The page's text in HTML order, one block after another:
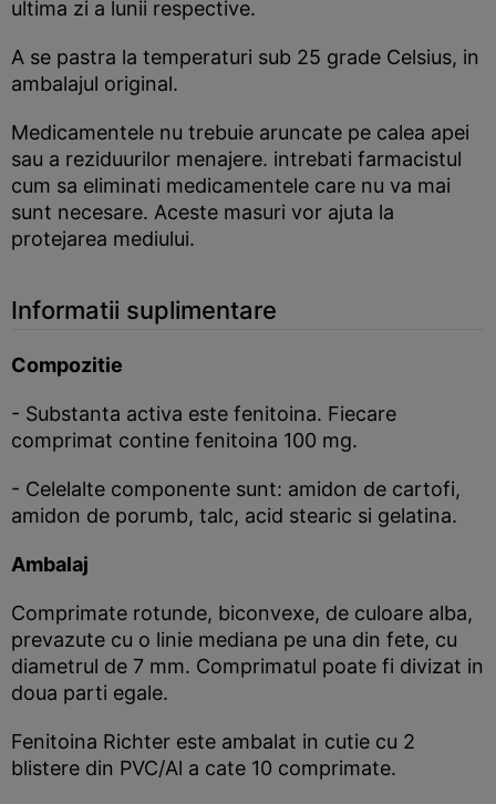
ultima zi a lunii respective.
A se pastra la temperaturi sub 25 grade Celsius, in
ambalajul original.
Medicamentele nu trebuie aruncate pe calea apei
sau a reziduurilor menajere. intrebati farmacistul
cum sa eliminati medicamentele care nu va mai
sunt necesare. Aceste masuri vor ajuta la
protejarea mediului.
Informatii suplimentare
Compozitie
- Substanta activa este fenitoina. Fiecare
comprimat contine fenitoina 100 mg.
- Celelalte componente sunt: amidon de cartofi,
amidon de porumb, talc, acid stearic si gelatina.
Ambalaj
Comprimate rotunde, biconvexe, de culoare alba,
prevazute cu o linie mediana pe una din fete, cu
diametrul de 7 mm. Comprimatul poate fi divizat in
doua parti egale.
Fenitoina Richter este ambalat in cutie cu 2
blistere din PVC/Al a cate 10 comprimate.